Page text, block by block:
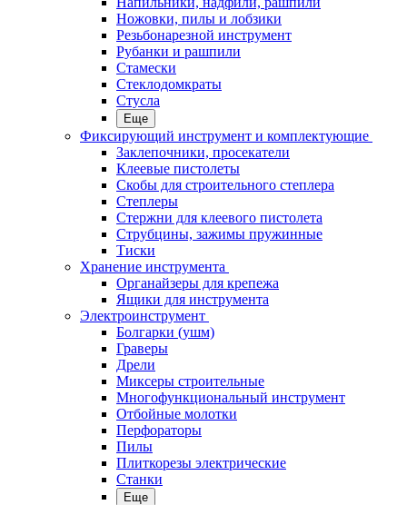
Ножовки, пилы и лобзики
Резьбонарезной инструмент
Рубанки и рашпили
Стамески
Стеклодомкраты
Стусла
Еще
Фиксирующий инструмент и комплектующие
Заклепочники, просекатели
Клеевые пистолеты
Скобы для строительного степлера
Степлеры
Стержни для клеевого пистолета
Струбцины, зажимы пружинные
Тиски
Хранение инструмента
Органайзеры для крепежа
Ящики для инструмента
Электроинструмент
Болгарки (ушм)
Граверы
Дрели
Миксеры строительные
Многофункциональный инструмент
Отбойные молотки
Перфораторы
Пилы
Плиткорезы электрические
Станки
Еще